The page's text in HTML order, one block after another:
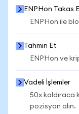
ENPHon Takas
ENPHon ile
Tahmin Et
ENPHon ve
Vadeli İşlemler
50x kaldıraca
pozisyon alın.